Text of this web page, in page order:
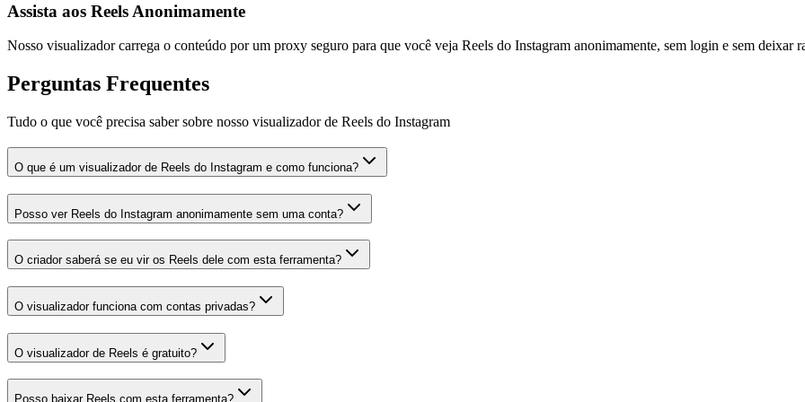
Assista aos Reels Anonimamente
Nosso visualizador carrega o conteúdo por um proxy seguro para que você veja Reels do Instagram anonimamente, sem login e sem deixar
Perguntas Frequentes
Tudo o que você precisa saber sobre nosso visualizador de Reels do Instagram
O que é um visualizador de Reels do Instagram e como funciona?
Posso ver Reels do Instagram anonimamente sem uma conta?
O criador saberá se eu vir os Reels dele com esta ferramenta?
O visualizador funciona com contas privadas?
O visualizador de Reels é gratuito?
Posso baixar Reels com esta ferramenta?